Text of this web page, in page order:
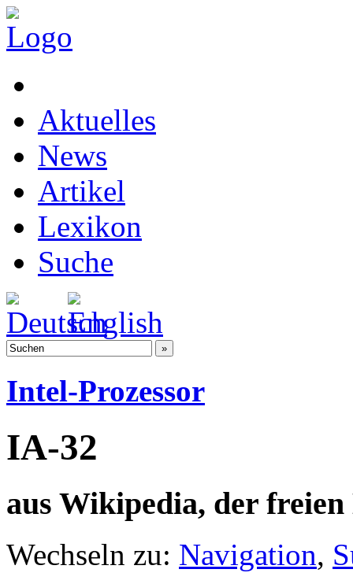
Aktuelles
News
Artikel
Lexikon
Suche
Intel-Prozessor
IA-32
aus Wikipedia, der
Wechseln zu: Navigation,